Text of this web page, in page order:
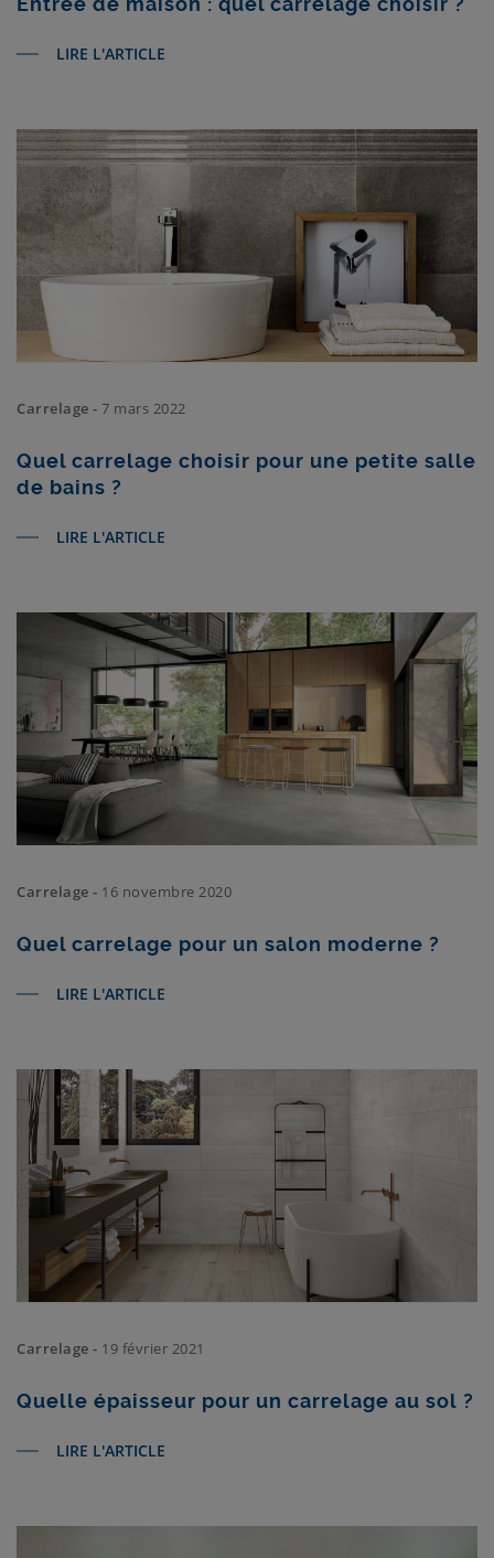
LIRE L'ARTICLE
Carrelage - 7 mars 2022
Quel carrelage choisir pour une petite salle
de bains ?
LIRE L'ARTICLE
Carrelage - 16 novembre 2020
Quel carrelage pour un salon moderne ?
LIRE L'ARTICLE
Carrelage - 19 février 2021
Quelle épaisseur pour un carrelage au sol ?
LIRE L'ARTICLE